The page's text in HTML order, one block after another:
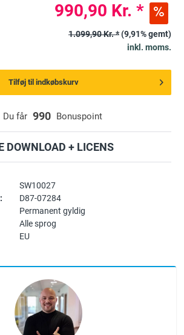
SW10027
D87-07284
Permanent gyldig
Alle sprog
EU
Du får 990 Bonuspoint
DOWNLOAD + LICENS
990,90 Kr. *
1.099,90 Kr. *(9,91% gemt)
inkl. moms.
Tilføj til indkøbskurv